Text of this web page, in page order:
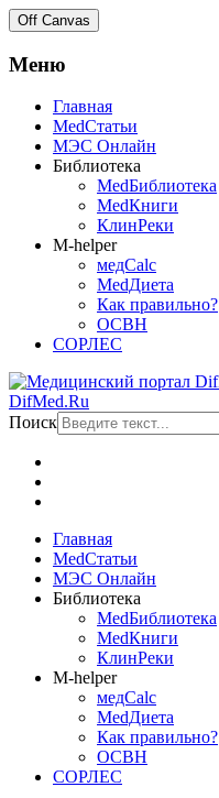
Off Canvas
Меню
Главная
MedСтатьи
МЭС Онлайн
Библиотека
MedБиблиотека
MedКниги
КлинРеки
M-helper
медCalc
MedДиета
Как правильно?
ОСВН
СОРЛЕС
DifMed.Ru
Поиск
Главная
MedСтатьи
МЭС Онлайн
Библиотека
MedБиблиотека
MedКниги
КлинРеки
M-helper
медCalc
MedДиета
Как правильно?
ОСВН
СОРЛЕС